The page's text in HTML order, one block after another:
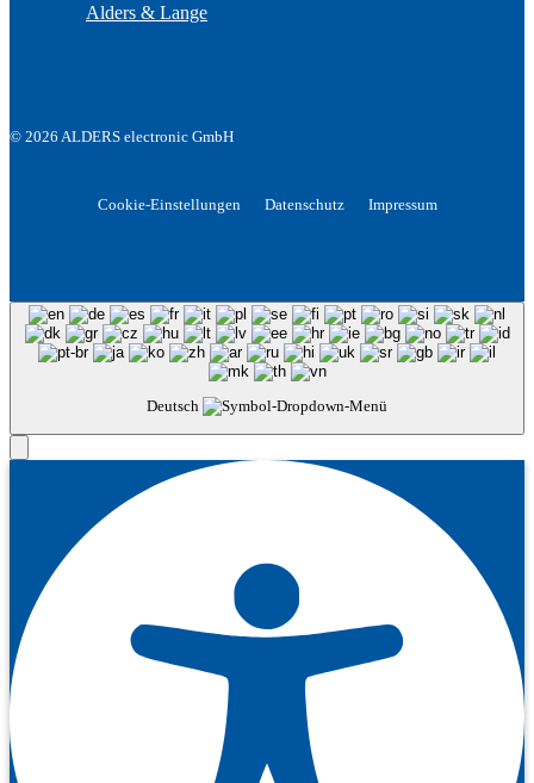
Alders & Lange
© 2026 ALDERS electronic GmbH
Cookie-Einstellungen Datenschutz Impressum
Deutsch